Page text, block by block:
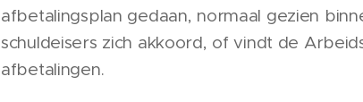
afbetalingsplan gedaan, normaal gezien
schuldeisers zich akkoord, of vindt de
afbetalingen.